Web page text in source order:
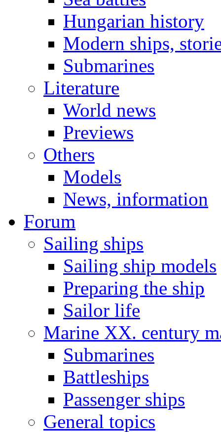
Hungarian history
Modern ships,
Submarines
Literature
World news
Previews
Others
Models
News, information
Forum
Sailing ships
Sailing ship models
Preparing the ship
Sailor life
Marine XX. century
Submarines
Battleships
Passenger ships
General topics